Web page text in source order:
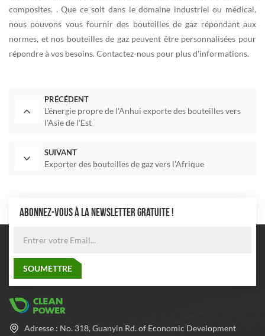
composites. . Que ce soit dans le domaine industriel ou médical,
nous pouvons vous fournir des bouteilles de gaz répondant aux
normes, et nos bouteilles de gaz peuvent être personnalisées pour
répondre à vos besoins. Contactez-nous pour plus d'informations.
PRÉCÉDENT
L'énergie propre de l'Anhui exporte des bouteilles vers
l'Asie de l'Est
SUIVANT
Exporter des bouteilles de gaz vers l’Afrique
ABONNEZ-VOUS À LA NEWSLETTER GRATUITE !
Adresse : No. 318, Guanyin Rd. of Economic Development